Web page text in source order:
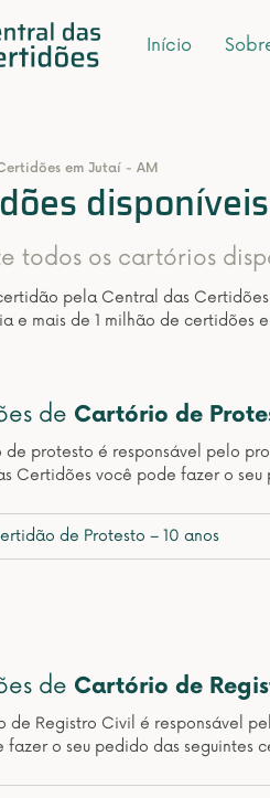
Início
em Jutaí - AM
todos os cartórios
pela Central das
e mais de 1 milhão de certidões
de Cartório de
protesto é responsável pelo
Certidões você pode fazer o
de Protesto – 10 anos
de Cartório de
de Registro Civil é responsável
fazer o seu pedido das seguintes